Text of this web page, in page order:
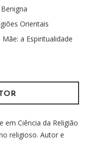
Orientais
a Espiritualidade
em Ciência da Religião
religioso. Autor e